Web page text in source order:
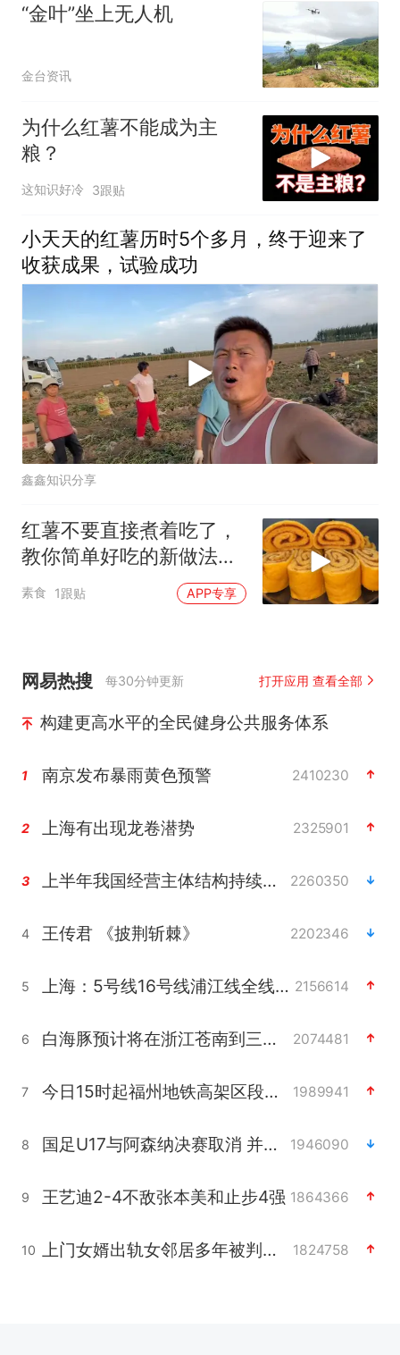
“金叶”坐上无人机
金台资讯
为什么红薯不能成为主
粮？
这知识好冷 3跟贴
小天天的红薯历时5个多月，终于迎来了
收获成果，试验成功
鑫鑫知识分享
红薯不要直接煮着吃了，
教你简单好吃的新做法，
比包子油条好吃
素食 1跟贴 APP专享
网易热搜 每30分钟更新 打开应用 查看全部
构建更高水平的全民健身公共服务体系
1 南京发布暴雨黄色预警 2410230
2 上海有出现龙卷潜势 2325901
3 上半年我国经营主体结构持续优化 2260350
4 王传君 《披荆斩棘》 2202346
5 上海：5号线16号线浦江线全线停运 2156614
6 白海豚预计将在浙江苍南到三门一带登陆 2074481
7 今日15时起福州地铁高架区段停运 1989941
8 国足U17与阿森纳决赛取消 并列冠军 1946090
9 王艺迪2-4不敌张本美和止步4强 1864366
10 上门女婿出轨女邻居多年被判重婚罪 1824758